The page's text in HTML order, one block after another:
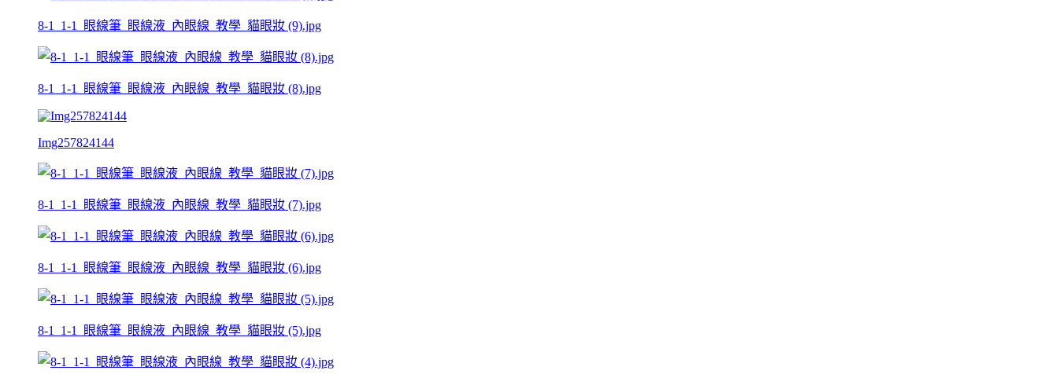
8-1_1-1_眼線筆_眼線液_內眼線_教學_貓眼妝 (9).jpg
8-1_1-1_眼線筆_眼線液_內眼線_教學_貓眼妝 (8).jpg
Img257824144
8-1_1-1_眼線筆_眼線液_內眼線_教學_貓眼妝 (7).jpg
8-1_1-1_眼線筆_眼線液_內眼線_教學_貓眼妝 (6).jpg
8-1_1-1_眼線筆_眼線液_內眼線_教學_貓眼妝 (5).jpg